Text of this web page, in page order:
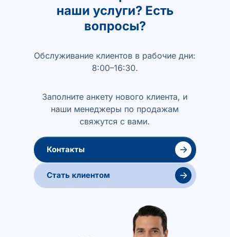
наши услуги? Есть
вопросы?
Обслуживание клиентов в рабочие дни:
8:00–16:30.
Заполните анкету нового клиента, и
наши менеджеры по продажам
свяжутся с вами.
Контакты →
Стать клиентом →